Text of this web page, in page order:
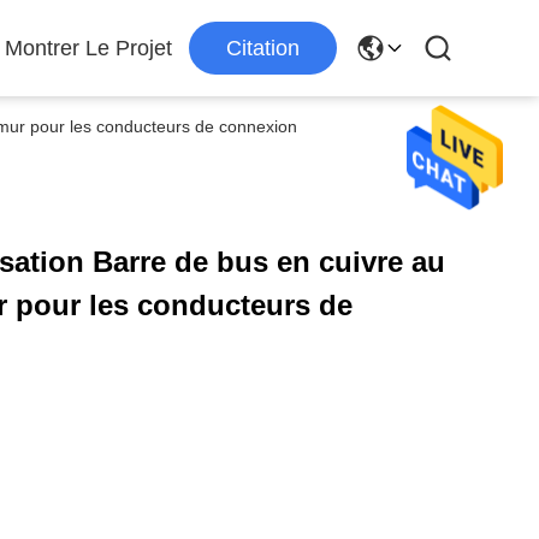
Montrer Le Projet Citation
pour les conducteurs de connexion
Barre de bus en cuivre au
pour les conducteurs de